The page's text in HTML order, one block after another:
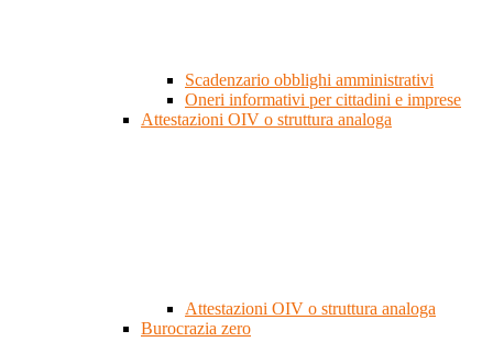
Scadenzario obblighi amministrativi
Oneri informativi per cittadini e imprese
Attestazioni OIV o struttura analoga
Attestazioni OIV o struttura analoga
Burocrazia zero